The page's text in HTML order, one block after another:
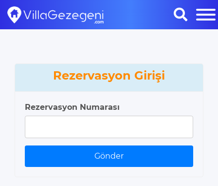
Rezervasyon Girişi
Rezervasyon Numarası
Gönder